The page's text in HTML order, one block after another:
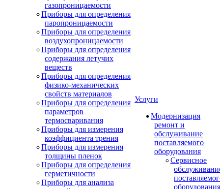
газопроницаемости
Приборы для определения
паропроницаемости
Приборы для определения
воздухопроницаемости
Приборы для определения
содержания летучих
веществ
Приборы для определения
физико-механических
свойств материалов
Приборы для определения
параметров
термосваривания
Приборы для измерения
коэффициента трения
Приборы для измерения
толщины пленок
Приборы для определения
герметичности
Приборы для анализа
Услуги
Модернизация
ремонт и
обслуживание
поставляемого
оборудования
Сервисное
оборудования